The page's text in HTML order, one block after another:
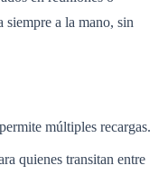
siempre a la mano, sin
múltiples recargas.
quienes transitan entre